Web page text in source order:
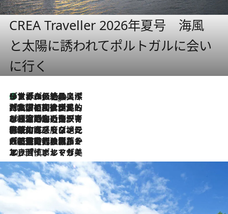
CREA Traveller 2026年夏号 海風
と太陽に誘われてポルトガルに会い
に行く
2 Hours Ago
リスボンの絶品スイーツ「パステル・デ・ナタ」とは？ポルトガル伝統の奥深い世界へ
2026.7.27
「私の祖国はポルトガル語です」国民的詩人フェルナンド・ペソアと、彼が愛した文学の街を歩く
2026.7.26
ポルトガル近海が育む極上の海の幸。キリリと冷えた白ワインと愉しむ、シーフード専門店の贅沢
2026.7.22
伝統の味をモダンに昇華。高感度な地元客が集う、リスボンの最旬ガストロノミー
2026.7.21
大航海時代の栄華から、震災、独裁、そして革命へ。ポルトガル・首都リスボンの石畳に刻まれた「歴史の光と影」
2026.7.13
エッセイ・ヤマザキマリ「慎ましくも美しき国 ポルトガル」